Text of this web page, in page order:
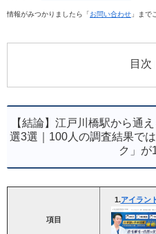
情報がみつかりましたら「お問い合わせ 」まで
目次
【結論】江戸川橋駅から通
選3選｜100人の調査結果で
ク」が
項目
1.アイラン